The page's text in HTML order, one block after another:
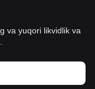
va yuqori likvidlik va